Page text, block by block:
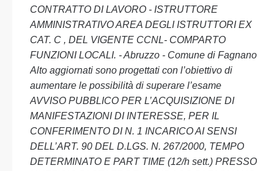
CONTRATTO DI LAVORO - ISTRUTTORE
AMMINISTRATIVO AREA DEGLI ISTRUTTORI EX
CAT. C , DEL VIGENTE CCNL- COMPARTO
FUNZIONI LOCALI. - Abruzzo - Comune di Fagnano
Alto aggiornati sono progettati con l’obiettivo di
aumentare le possibilità di superare l’esame
AVVISO PUBBLICO PER L’ACQUISIZIONE DI
MANIFESTAZIONI DI INTERESSE, PER IL
CONFERIMENTO DI N. 1 INCARICO AI SENSI
DELL’ART. 90 DEL D.LGS. N. 267/2000, TEMPO
DETERMINATO E PART TIME (12/h sett.) PRESSO